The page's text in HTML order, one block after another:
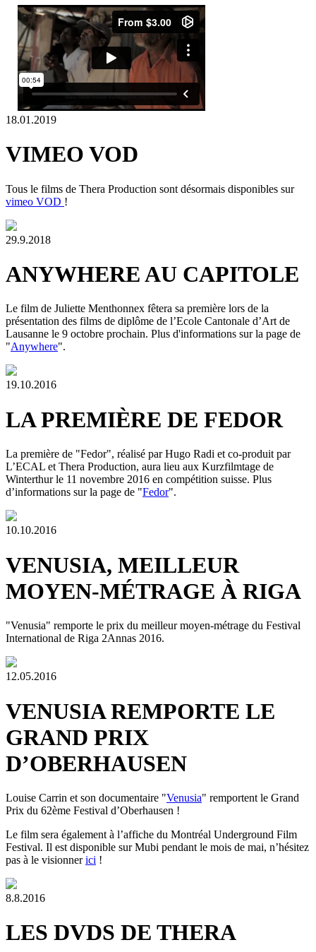
18.01.2019
VIMEO VOD
Tous le films de Thera Production sont désormais disponibles sur
vimeo VOD !
29.9.2018
ANYWHERE AU CAPITOLE
Le film de Juliette Menthonnex fêtera sa première lors de la
présentation des films de diplôme de l’Ecole Cantonale d’Art de
Lausanne le 9 octobre prochain. Plus d'informations sur la page de
"Anywhere".
19.10.2016
LA PREMIÈRE DE FEDOR
La première de "Fedor", réalisé par Hugo Radi et co-produit par
L’ECAL et Thera Production, aura lieu aux Kurzfilmtage de
Winterthur le 11 novembre 2016 en compétition suisse. Plus
d’informations sur la page de "Fedor".
10.10.2016
VENUSIA, MEILLEUR
MOYEN-MÉTRAGE À RIGA
"Venusia" remporte le prix du meilleur moyen-métrage du Festival
International de Riga 2Annas 2016.
12.05.2016
VENUSIA REMPORTE LE
GRAND PRIX
D’OBERHAUSEN
Louise Carrin et son documentaire "Venusia" remportent le Grand
Prix du 62ème Festival d’Oberhausen !
Le film sera également à l’affiche du Montréal Underground Film
Festival. Il est disponible sur Mubi pendant le mois de mai, n’hésitez
pas à le visionnerici !
8.8.2016
LES DVDS DE THERA